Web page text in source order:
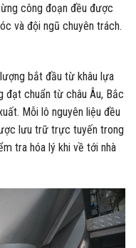
công đoạn đều được
và đội ngũ chuyên trách.
bắt đầu từ khâu lựa
đạt chuẩn từ châu Âu, Bắc
Mỗi lô nguyên liệu đều
lưu trữ trực tuyến trong
tra hóa lý khi về tới nhà